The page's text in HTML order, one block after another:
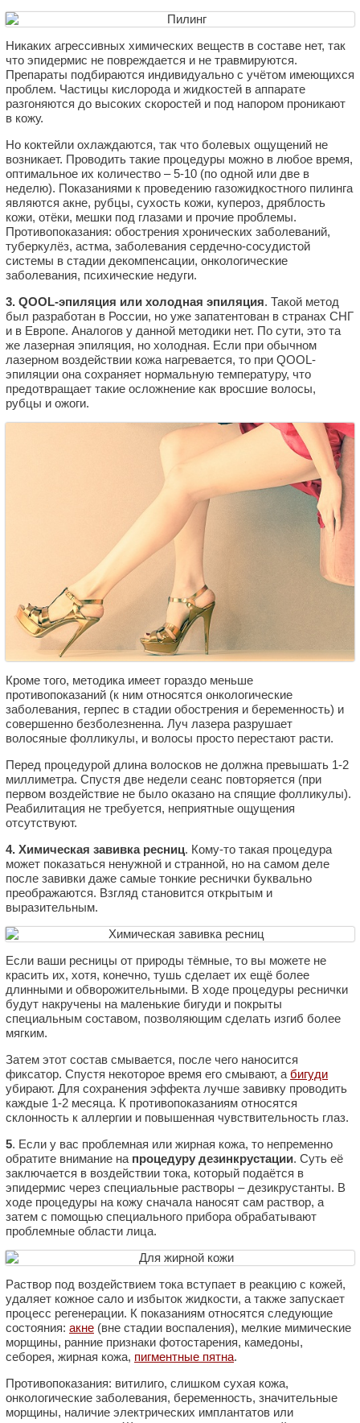
Никаких агрессивных химических веществ в составе нет, так
что эпидермис не повреждается и не травмируются.
Препараты подбираются индивидуально с учётом имеющихся
проблем. Частицы кислорода и жидкостей в аппарате
разгоняются до высоких скоростей и под напором проникают
в кожу.
Но коктейли охлаждаются, так что болевых ощущений не
возникает. Проводить такие процедуры можно в любое время,
оптимальное их количество – 5-10 (по одной или две в
неделю). Показаниями к проведению газожидкостного пилинга
являются акне, рубцы, сухость кожи, купероз, дряблость
кожи, отёки, мешки под глазами и прочие проблемы.
Противопоказания: обострения хронических заболеваний,
туберкулёз, астма, заболевания сердечно-сосудистой
системы в стадии декомпенсации, онкологические
заболевания, психические недуги.
3. QOOL-эпиляция или холодная эпиляция. Такой метод
был разработан в России, но уже запатентован в странах СНГ
и в Европе. Аналогов у данной методики нет. По сути, это та
же лазерная эпиляция, но холодная. Если при обычном
лазерном воздействии кожа нагревается, то при QOOL-
эпиляции она сохраняет нормальную температуру, что
предотвращает такие осложнение как вросшие волосы,
рубцы и ожоги.
Кроме того, методика имеет гораздо меньше
противопоказаний (к ним относятся онкологические
заболевания, герпес в стадии обострения и беременность) и
совершенно безболезненна. Луч лазера разрушает
волосяные фолликулы, и волосы просто перестают расти.
Перед процедурой длина волосков не должна превышать 1-2
миллиметра. Спустя две недели сеанс повторяется (при
первом воздействие не было оказано на спящие фолликулы).
Реабилитация не требуется, неприятные ощущения
отсутствуют.
4. Химическая завивка ресниц. Кому-то такая процедура
может показаться ненужной и странной, но на самом деле
после завивки даже самые тонкие реснички буквально
преображаются. Взгляд становится открытым и
выразительным.
Если ваши ресницы от природы тёмные, то вы можете не
красить их, хотя, конечно, тушь сделает их ещё более
длинными и обворожительными. В ходе процедуры реснички
будут накручены на маленькие бигуди и покрыты
специальным составом, позволяющим сделать изгиб более
мягким.
Затем этот состав смывается, после чего наносится
фиксатор. Спустя некоторое время его смывают, а бигуди
убирают. Для сохранения эффекта лучше завивку проводить
каждые 1-2 месяца. К противопоказаниям относятся
склонность к аллергии и повышенная чувствительность глаз.
5. Если у вас проблемная или жирная кожа, то непременно
обратите внимание на процедуру дезинкрустации. Суть её
заключается в воздействии тока, который подаётся в
эпидермис через специальные растворы – дезикрустанты. В
ходе процедуры на кожу сначала наносят сам раствор, а
затем с помощью специального прибора обрабатывают
проблемные области лица.
Раствор под воздействием тока вступает в реакцию с кожей,
удаляет кожное сало и избыток жидкости, а также запускает
процесс регенерации. К показаниям относятся следующие
состояния: акне (вне стадии воспаления), мелкие мимические
морщины, ранние признаки фотостарения, камедоны,
себорея, жирная кожа, пигментные пятна.
Противопоказания: витилиго, слишком сухая кожа,
онкологические заболевания, беременность, значительные
морщины, наличие электрических имплантатов или